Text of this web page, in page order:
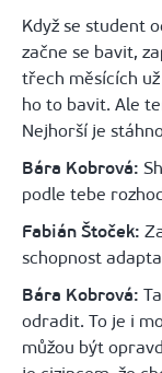
Když se student
začne se bavit,
třech měsících
ho to bavit. Ale
Nejhorší je
Bára Kobrová:
podle tebe
Fabián Štoček:
schopnost
Bára Kobrová:
odradit. To je i
můžou být